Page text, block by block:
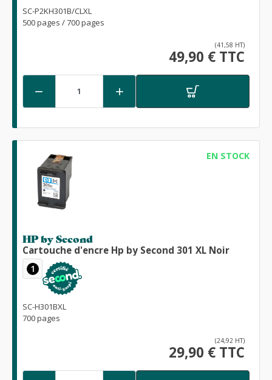
SC-P2KH301B/CLXL
500 pages / 700 pages
(41,58 HT)
49,90 € TTC
 
EN STOCK
HP by Second
Cartouche d'encre Hp by Second 301 XL Noir
1
SC-H301BXL
700 pages
(24,92 HT)
29,90 € TTC